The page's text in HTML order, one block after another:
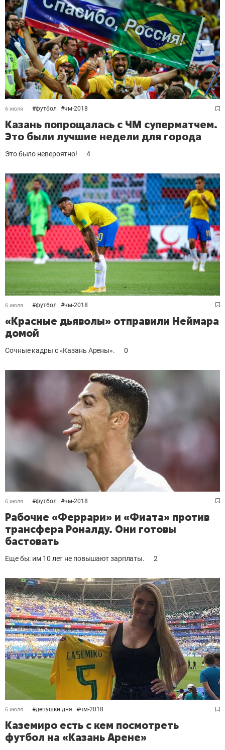
6 июля #футбол #чм-2018
Казань попрощалась с ЧМ суперматчем.
Это были лучшие недели для города
Это было невероятно! 4
6 июля #футбол #чм-2018
«Красные дьяволы» отправили Неймара
домой
Сочные кадры с «Казань Арены». 0
6 июля #футбол #чм-2018
Рабочие «Феррари» и «Фиата» против
трансфера Роналду. Они готовы
бастовать
Еще бы: им 10 лет не повышают зарплаты. 2
6 июля #девушки дня #чм-2018
Каземиро есть с кем посмотреть
футбол на «Казань Арене»